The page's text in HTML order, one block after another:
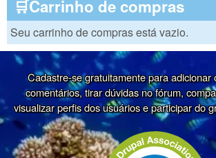
🛒Carrinho de compras
Seu carrinho de compras está vazio.
Cadastre-se gratuitamente para adicionar
comentários, tirar dúvidas no fórum,
visualizar perfis dos usuários e participar do